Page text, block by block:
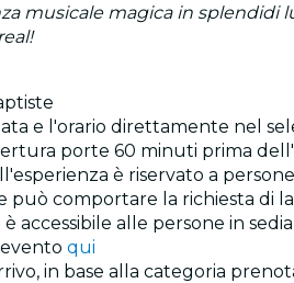
musicale magica in splendidi
e l'orario direttamente nel
porte 60 minuti prima
è riservato a
comportare la richiesta di
accessibile alle persone in
evento qui
in base alla categoria